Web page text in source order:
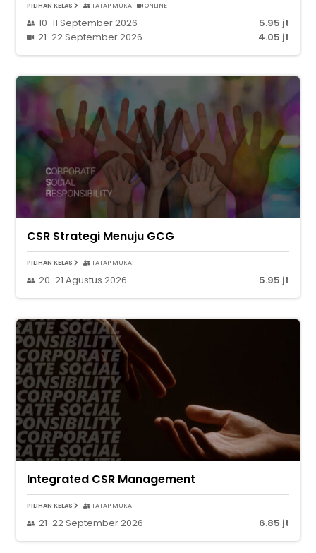
PILIHAN KELAS TATAP MUKA ONLINE
10-11 September 2026
5.95 jt
21-22 September 2026
4.05 jt
CSR Strategi Menuju GCG
PILIHAN KELAS TATAP MUKA
20-21 Agustus 2026 5.95 jt
Integrated CSR Management
PILIHAN KELAS TATAP MUKA
21-22 September 2026 6.85 jt